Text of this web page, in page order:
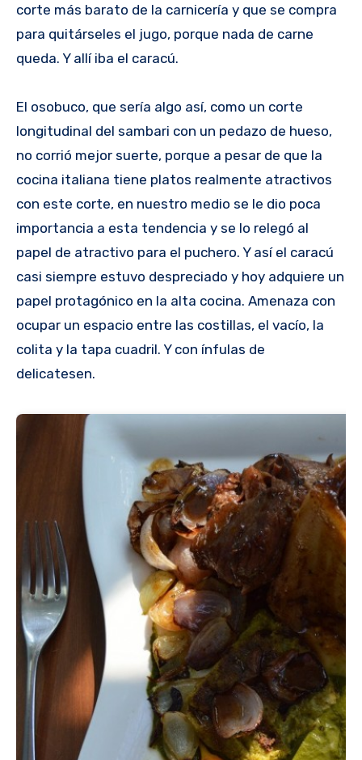
corte más barato de la carnicería y que se compra
para quitárseles el jugo, porque nada de carne
queda. Y allí iba el caracú.
El osobuco, que sería algo así, como un corte
longitudinal del sambari con un pedazo de hueso,
no corrió mejor suerte, porque a pesar de que la
cocina italiana tiene platos realmente atractivos
con este corte, en nuestro medio se le dio poca
importancia a esta tendencia y se lo relegó al
papel de atractivo para el puchero. Y así el caracú
casi siempre estuvo despreciado y hoy adquiere un
papel protagónico en la alta cocina. Amenaza con
ocupar un espacio entre las costillas, el vacío, la
colita y la tapa cuadril. Y con ínfulas de
delicatesen.